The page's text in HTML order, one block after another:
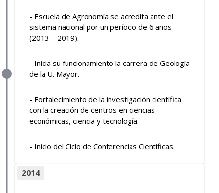
- Escuela de Agronomía se acredita ante el
sistema nacional por un período de 6 años
(2013 – 2019).
- Inicia su funcionamiento la carrera de Geología
de la U. Mayor.
- Fortalecimiento de la investigación científica
con la creación de centros en ciencias
económicas, ciencia y tecnología.
- Inicio del Ciclo de Conferencias Científicas.
2014